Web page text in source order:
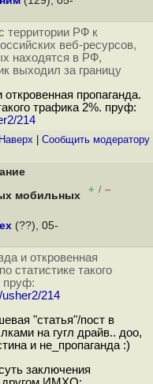
территории РФ к
веб-ресурсов,
находятся в РФ,
выходил за границу
откровенная пропаганда.
трафика 2%. пруф:
214
Наверх Cообщить модератору
мобильных
+ / –
(??), 05-
и откровенная
статистике такого
пруф:
214
"статья"/пост в
на гугл драйв.. доо,
и не_пропаганда :)
заключения